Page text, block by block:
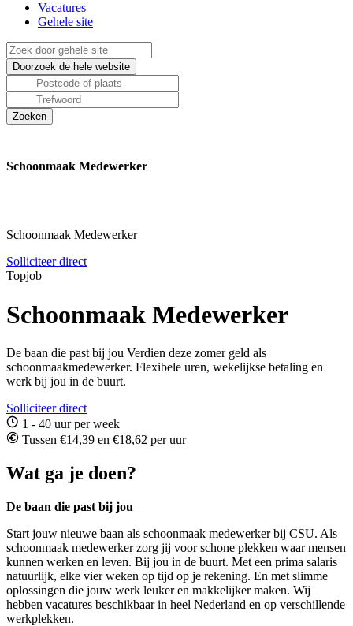
Vacatures
Gehele site
Schoonmaak Medewerker
Schoonmaak Medewerker
Solliciteer direct
Topjob
Schoonmaak Medewerker
De baan die past bij jou Verdien deze zomer geld als
schoonmaakmedewerker. Flexibele uren, wekelijkse betaling en
werk bij jou in de buurt.
Solliciteer direct
1 - 40 uur per week
Tussen €14,39 en €18,62 per uur
Wat ga je doen?
De baan die past bij jou
Start jouw nieuwe baan als schoonmaak medewerker bij CSU. Als
schoonmaak medewerker zorg jij voor schone plekken waar mensen
kunnen werken en leven. Bij jou in de buurt. Met een prima salaris
natuurlijk, elke vier weken op tijd op je rekening. En met slimme
oplossingen die jouw werk leuker en makkelijker maken. Wij
hebben vacatures beschikbaar in heel Nederland en op verschillende
werkplekken.